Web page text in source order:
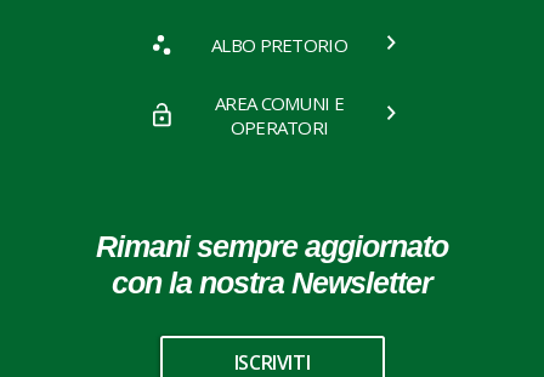
ALBO PRETORIO
AREA COMUNI E
OPERATORI
Rimani sempre aggiornato
con la nostra Newsletter
ISCRIVITI